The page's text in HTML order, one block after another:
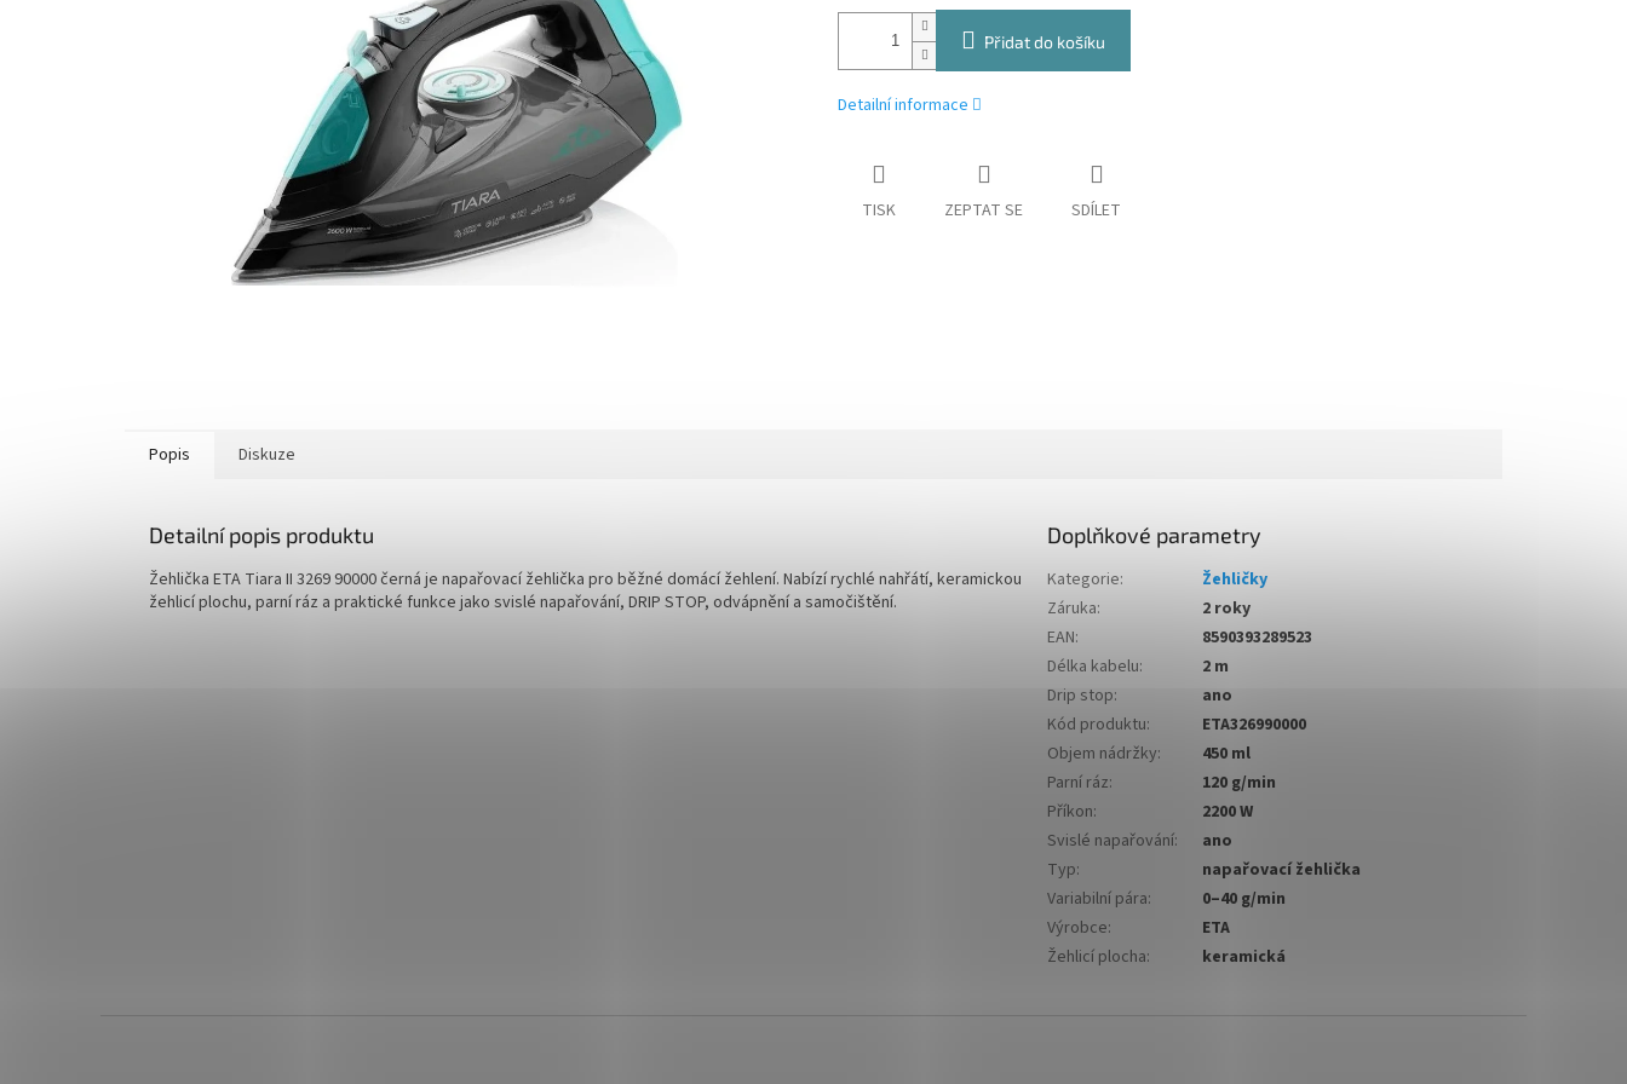
Přidat do košíku
Detailní informace
TISK ZEPTAT SE SDÍLET
Popis Diskuze
Detailní popis produktu
Žehlička ETA Tiara II 3269 90000 černá je napařovací žehlička pro běžné domácí žehlení. Nabízí rychlé nahřátí, keramickou
žehlicí plochu, parní ráz a praktické funkce jako svislé napařování, DRIP STOP, odvápnění a samočištění.
Doplňkové parametry
Kategorie:
Žehličky
Záruka:
2 roky
EAN:
8590393289523
Délka kabelu:
2 m
Drip stop:
ano
Kód produktu:
ETA326990000
Objem nádržky:
450 ml
Parní ráz:
120 g/min
Příkon:
2200 W
Svislé napařování:
ano
Typ:
napařovací žehlička
Variabilní pára:
0–40 g/min
Výrobce:
ETA
Žehlicí plocha: keramická